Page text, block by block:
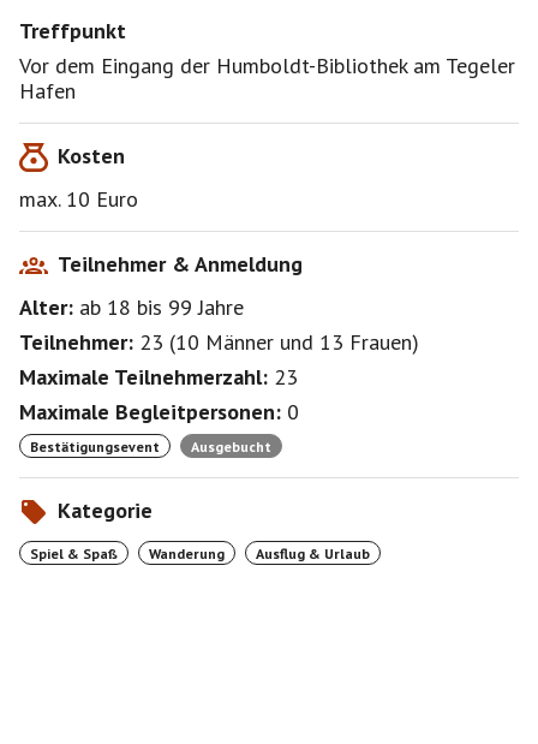
km Entfernung vom Garten.
Treffpunkt
Vor dem Eingang der Humboldt-Bibliothek am Tegeler
Hafen
Kosten
max. 10 Euro
Teilnehmer & Anmeldung
Alter: ab 18 bis 99Jahre
Teilnehmer: 23 (10 Männer und 13 Frauen)
Maximale Teilnehmerzahl: 23
Maximale Begleitpersonen: 0
Bestätigungsevent Ausgebucht
Kategorie
Spiel & Spaß Wanderung Ausflug & Urlaub